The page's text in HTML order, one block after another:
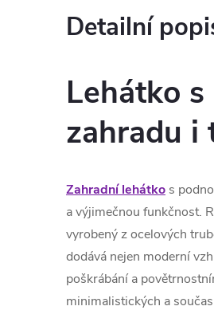
Detailní
Lehátko
zahradu i
Zahradní lehátko s
a výjimečnou funkčnost.
vyrobený z ocelových
dodává nejen moderní
poškrábání a
minimalistických a